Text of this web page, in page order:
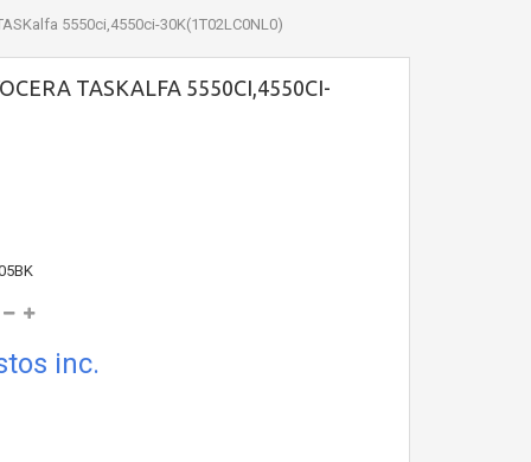
5550ci,4550ci-30K(1T02LC0NL0)
TASKALFA 5550CI,4550CI-
inc.